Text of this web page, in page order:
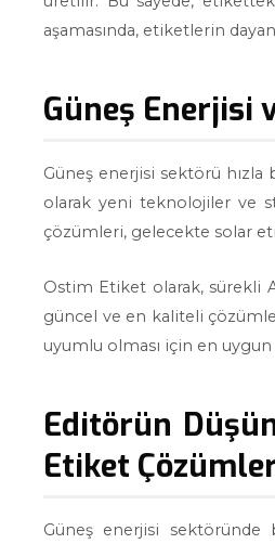
aşamasında, etiketlerin
Güneş Enerjisi
Güneş enerjisi sektörü
olarak yeni teknolojiler ve
çözümleri, gelecekte solar
Ostim Etiket olarak, sürekli
güncel ve en kaliteli
uyumlu olması için en
Editörün
Etiket
Güneş enerjisi